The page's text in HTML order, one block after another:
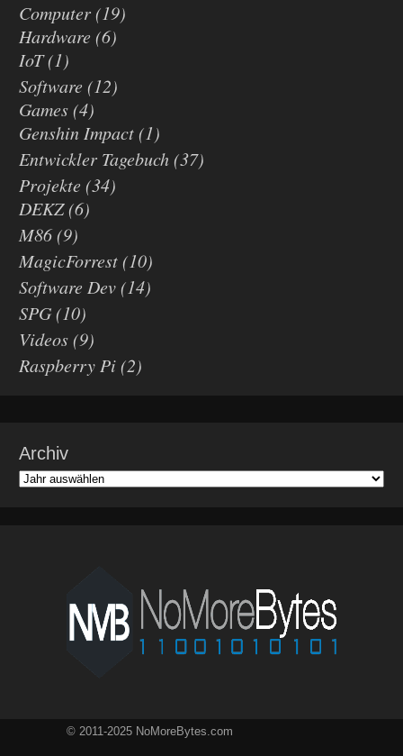
Computer(19)
Hardware(6)
IoT(1)
Software(12)
Games(4)
Genshin Impact(1)
Entwickler Tagebuch(37)
Projekte(34)
DEKZ(6)
M86(9)
MagicForrest(10)
Software Dev(14)
SPG(10)
Videos(9)
Raspberry Pi(2)
Archiv
© 2011-2025 NoMoreBytes.com